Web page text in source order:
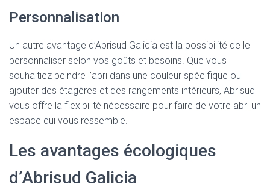
Personnalisation
Un autre avantage d’Abrisud Galicia est la possibilité de le
personnaliser selon vos goûts et besoins. Que vous
souhaitiez peindre l’abri dans une couleur spécifique ou
ajouter des étagères et des rangements intérieurs, Abrisud
vous offre la flexibilité nécessaire pour faire de votre abri un
espace qui vous ressemble.
Les avantages écologiques
d’Abrisud Galicia